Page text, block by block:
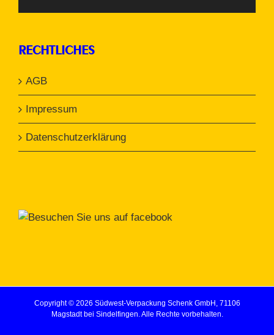
RECHTLICHES
AGB
Impressum
Datenschutzerklärung
Copyright © 2026 Südwest-Verpackung Schenk GmbH, 71106
Magstadt bei Sindelfingen. Alle Rechte vorbehalten.